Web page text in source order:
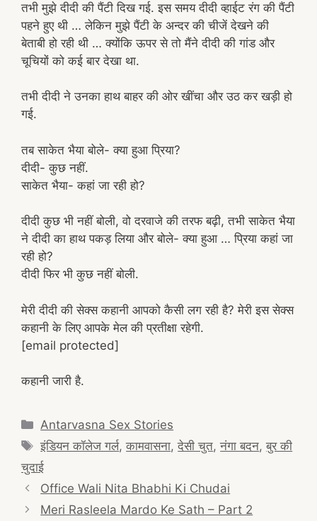
तभी मुझे दीदी की पैंटी दिख गई. इस समय दीदी व्हाईट रंग की पैंटी
पहने हुए थी … लेकिन मुझे पैंटी के अन्दर की चीजें देखने की
बेताबी हो रही थी … क्योंकि ऊपर से तो मैंने दीदी की गांड और
चूचियों को कई बार देखा था.
तभी दीदी ने उनका हाथ बाहर की ओर खींचा और उठ कर खड़ी हो
गई.
तब साकेत भैया बोले- क्या हुआ प्रिया?
दीदी- कुछ नहीं.
साकेत भैया- कहां जा रही हो?
दीदी कुछ भी नहीं बोली, वो दरवाजे की तरफ बढ़ी, तभी साकेत भैया
ने दीदी का हाथ पकड़ लिया और बोले- क्या हुआ … प्रिया कहां जा
रही हो?
दीदी फिर भी कुछ नहीं बोली.
मेरी दीदी की सेक्स कहानी आपको कैसी लग रही है? मेरी इस सेक्स
कहानी के लिए आपके मेल की प्रतीक्षा रहेगी.
[email protected]
कहानी जारी है.
Categories
Antarvasna Sex Stories
Tags
इंडियन कॉलेज गर्ल,कामवासना,देसी चुत,नंगा बदन,बुर की
चुदाई
Post
navigation
Office Wali Nita Bhabhi Ki Chudai
Meri Rasleela Mardo Ke Sath – Part 2